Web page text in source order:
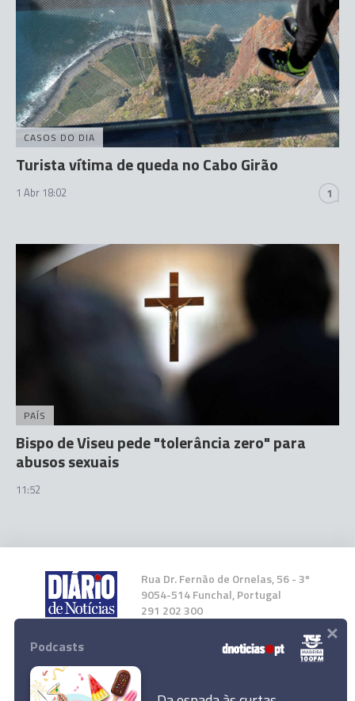
CASOS DO DIA
Turista vítima de queda no Cabo Girão
1 Abr 18:02 1
PAÍS
Bispo de Viseu pede "tolerância zero" para
abusos sexuais
11:52
Rua Dr. Fernão de Ornelas, 56 - 3º
9054-514 Funchal, Portugal
291 202 300
Instale a nossa App
Podcasts ×